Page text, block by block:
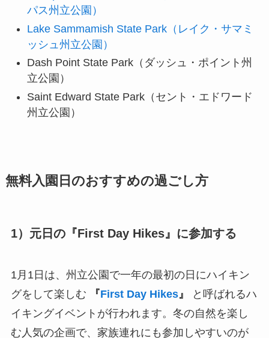
パス州立公園）
Lake Sammamish State Park（レイク・サマミ
ッシュ州立公園）
Dash Point State Park（ダッシュ・ポイント州
立公園）
Saint Edward State Park（セント・エドワード
州立公園）
無料入園日のおすすめの過ごし方
1）元日の『First Day Hikes』に参加する
1月1日は、州立公園で一年の最初の日にハイキン
グをして楽しむ
『First Day Hikes』
と呼ばれるハ
イキングイベントが行われます。冬の自然を楽し
む人気の企画で、家族連れにも参加しやすいのが